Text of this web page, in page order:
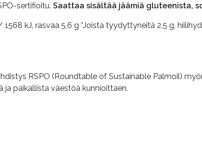
sertifioitu. Saattaa sisältää jäämiä gluteenista,
1568 kJ, rasvaa 5,6 g *Joista tyydyttyneitä 2,5 g,
RSPO (Roundtable of Sustainable Palmoil)
paikallista väestöä kunnioittaen.